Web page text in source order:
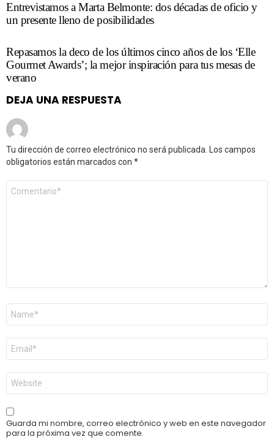
Entrevistamos a Marta Belmonte: dos décadas de oficio y
un presente lleno de posibilidades
Repasamos la deco de los últimos cinco años de los ‘Elle
Gourmet Awards’; la mejor inspiración para tus mesas de
verano
DEJA UNA RESPUESTA
Tu dirección de correo electrónico no será publicada.
Los campos
obligatorios están marcados con *
Comentario
Nombre
Correo
electrónico
*
Web
Guarda mi nombre, correo electrónico y web en este navegador
para la próxima vez que comente.